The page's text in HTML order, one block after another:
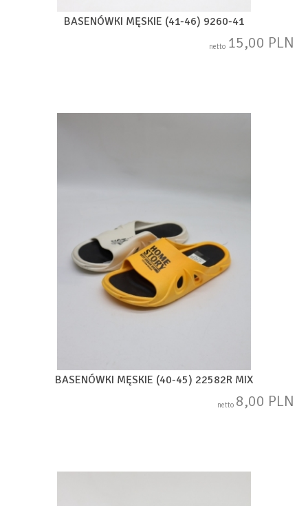
BASENÓWKI MĘSKIE (41-46) 9260-41
netto 15,00 PLN
BASENÓWKI MĘSKIE (40-45) 22582R MIX
netto 8,00 PLN